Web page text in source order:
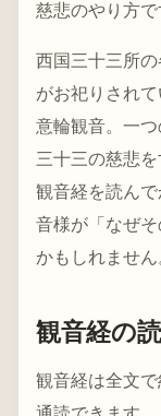
慈悲のやり方で
西国三十三所
がお祀りされ
意輪観音。一
三十三の慈悲
観音経を読ん
音様が「なぜ
かもしれません
観音経の
観音経は全文